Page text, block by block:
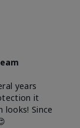
years
it
looks! Since